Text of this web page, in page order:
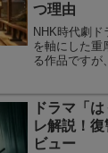
つ理由
NHK時代劇
を軸にした重
る作品ですが
る“ある恋”が
っています
である英里
な恋愛描写で
情感を物語に
の記事では、
ドラマ「
レ解説！
ビュー